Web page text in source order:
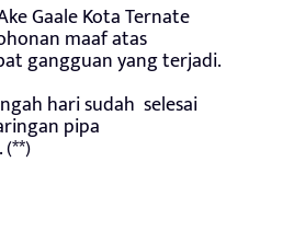
Gaale Kota Ternate
maaf atas
gangguan yang terjadi.
hari sudah selesai
pipa